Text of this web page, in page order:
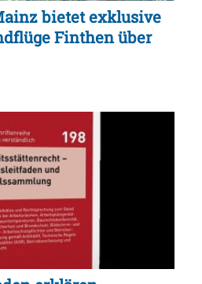
bietet exklusive
Finthen über